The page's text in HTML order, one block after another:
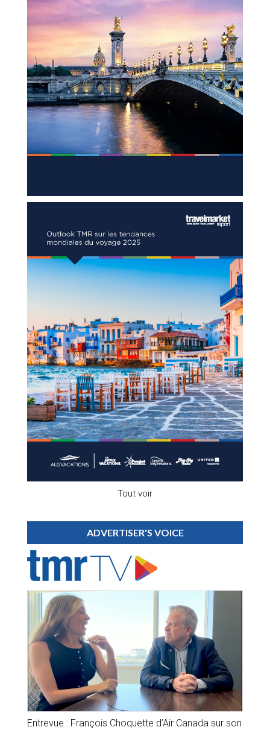
Tout voir
ADVERTISER'S VOICE
Entrevue : François Choquette d’Air Canada sur son